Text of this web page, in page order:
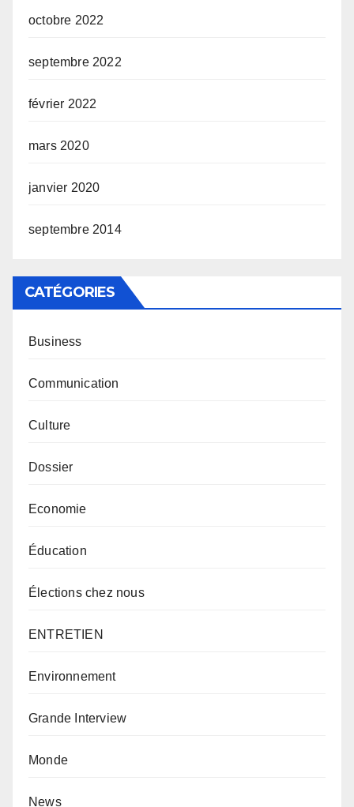
octobre 2022
septembre 2022
février 2022
mars 2020
janvier 2020
septembre 2014
CATÉGORIES
Business
Communication
Culture
Dossier
Economie
Éducation
Élections chez nous
ENTRETIEN
Environnement
Grande Interview
Monde
News